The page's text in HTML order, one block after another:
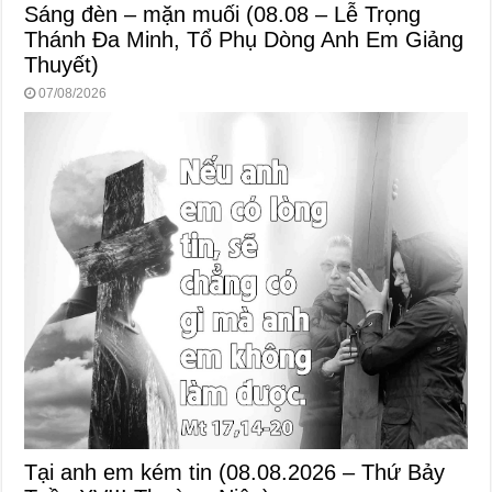
Sáng đèn – mặn muối (08.08 – Lễ Trọng
Thánh Đa Minh, Tổ Phụ Dòng Anh Em Giảng
Thuyết)
07/08/2026
Tại anh em kém tin (08.08.2026 – Thứ Bảy